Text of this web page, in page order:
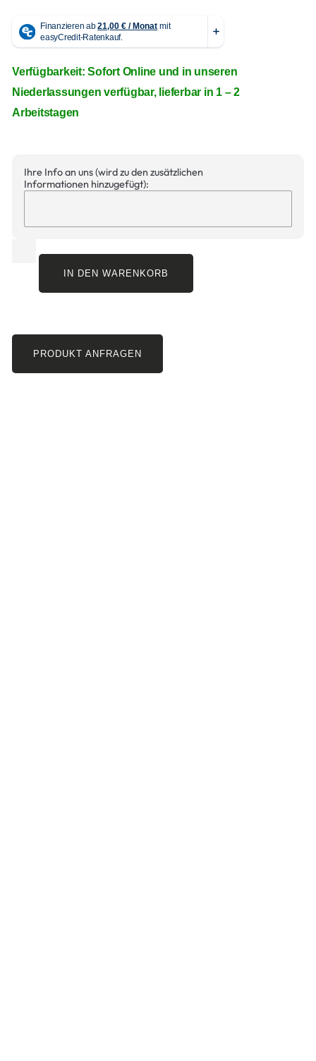
Verfügbarkeit: Sofort Online und in unseren
Niederlassungen verfügbar, lieferbar in 1 – 2
Arbeitstagen
Ihre Info an uns (wird zu den zusätzlichen
Informationen hinzugefügt):
IN DEN WARENKORB
PRODUKT ANFRAGEN